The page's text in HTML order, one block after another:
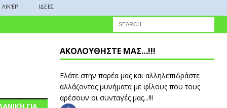
ΛΙΚΈΡ ΙΔΕΕΣ
ΓΙΑ
ΑΚΟΛΟΥΘΗΣΤΕ ΜΑΣ…!!!
Ελάτε στην παρέα μας και αλληλεπιδράστε
αλλάζοντας μυνήματα με φίλους που τους
αρέσουν οι συνταγές μας...!!!